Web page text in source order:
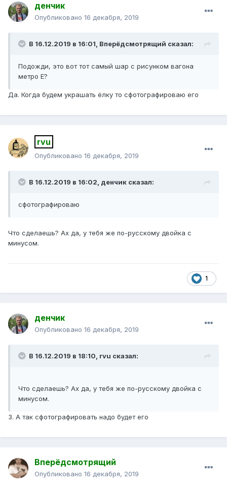
денчик
Опубликовано 16 декабря, 2019
В 16.12.2019 в 16:01, Вперёдсмотрящий сказал:
Подожди, это вот тот самый шар с рисунком вагона
метро Е?
Да. Когда будем украшать ёлку то сфотографироваю его
rvu
Опубликовано 16 декабря, 2019
В 16.12.2019 в 16:02, денчик сказал:
сфотографироваю
Что сделаешь? Ах да, у тебя же по-русскому двойка с
минусом.
1
денчик
Опубликовано 16 декабря, 2019
В 16.12.2019 в 18:10, rvu сказал:
Что сделаешь? Ах да, у тебя же по-русскому двойка с
минусом.
3. А так сфотографировать надо будет его
Вперёдсмотрящий
Опубликовано 16 декабря, 2019